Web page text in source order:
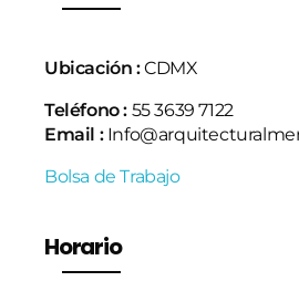
Ubicación :CDMX
Teléfono : 55 3639 7122
Email :
Bolsa de Trabajo
Horario